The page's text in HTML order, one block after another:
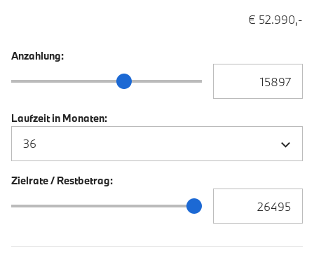
€ 52.990,-
Anzahlung:
Anzahlung Schieberegler
Laufzeit in Monaten:
Zielrate / Restbetrag:
Zielrate / Restbetrag Schieberegler